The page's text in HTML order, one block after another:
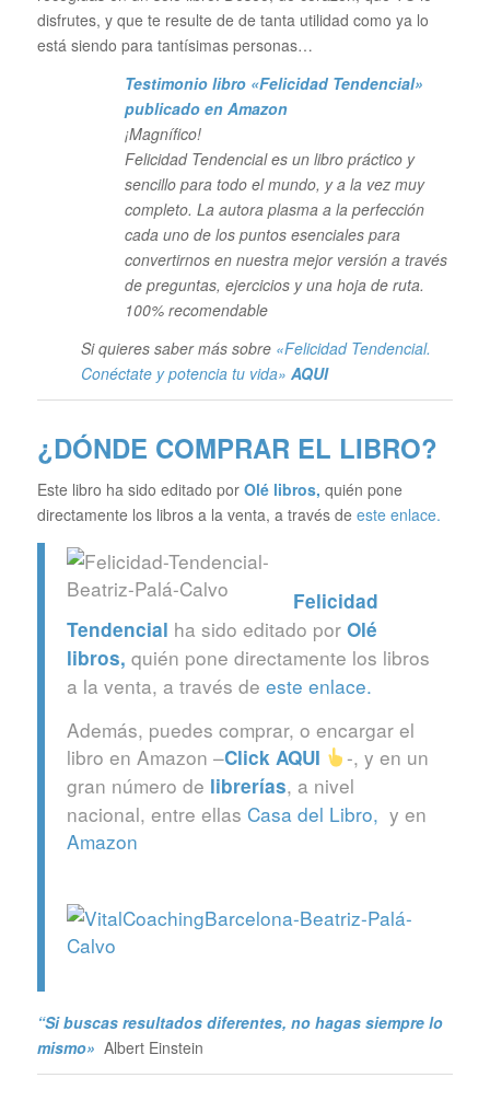
disfrutes, y que te resulte de de tanta utilidad como ya lo
está siendo para tantísimas personas…
Testimonio libro «Felicidad Tendencial»
publicado en Amazon
¡Magnífico!
Felicidad Tendencial es un libro práctico y
sencillo para todo el mundo, y a la vez muy
completo. La autora plasma a la perfección
cada uno de los puntos esenciales para
convertirnos en nuestra mejor versión a través
de preguntas, ejercicios y una hoja de ruta.
100% recomendable
Si quieres saber más sobre «Felicidad Tendencial.
Conéctate y potencia tu vida» AQUI
¿DÓNDE COMPRAR EL LIBRO?
Este libro ha sido editado por Olé libros, quién pone
directamente los libros a la venta, a través de este enlace.
Felicidad
Tendencial ha sido editado por Olé
libros, quién pone directamente los libros
a la venta, a través de este enlace.
Además, puedes comprar, o encargar el
libro en Amazon –Click AQUI
-, y en un
gran número de librerías, a nivel
nacional, entre ellas Casa del Libro, y en
Amazon
“Si buscas resultados diferentes, no hagas siempre lo
mismo» Albert Einstein